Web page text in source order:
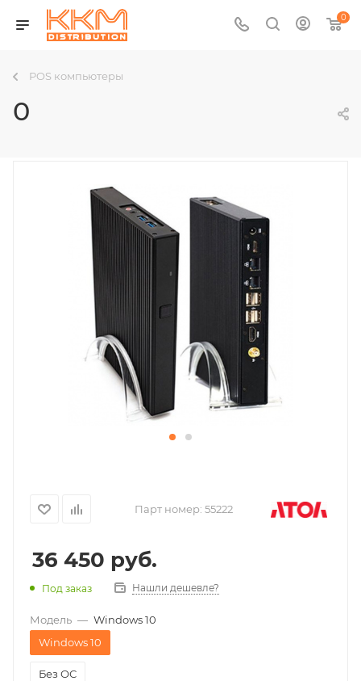
0
POS компьютеры
0
Парт номер: 55222
36 450 руб.
Под заказ Нашли дешевле?
Модель — Windows 10
Windows 10
Без ОС